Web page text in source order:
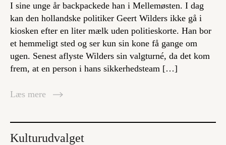
I sine unge år backpackede han i Mellemøsten. I dag
kan den hollandske politiker Geert Wilders ikke gå i
kiosken efter en liter mælk uden politieskorte. Han bor
et hemmeligt sted og ser kun sin kone få gange om
ugen. Senest aflyste Wilders sin valgturné, da det kom
frem, at en person i hans sikkerhedsteam […]
Læs mere
Kulturudvalget